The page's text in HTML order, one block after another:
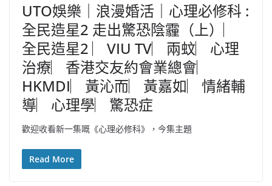
UTO娛樂｜浪漫婚活｜心理必修科 :
全民造星2 走出驚恐陰霾（上）︳
全民造星2 ︳VIU TV︳兩蚊︳心理
治療︳香港交友約會業總會︳
HKMDI︳黃沁而︳黃嘉如︳情緒輔
導︳心理學︳驚恐症
歡迎收看新一集嘅《心理必修科》，今集主題
Read More